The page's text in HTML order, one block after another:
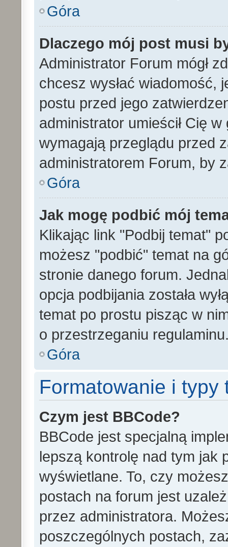
Góra
Dlaczego mój post musi
Administrator Forum mógł
chcesz wysłać wiadomość,
postu przed jego
administrator umieścił Cię
wymagają przeglądu przed
administratorem Forum, by
Góra
Jak mogę podbić mój
Klikając link "Podbij temat"
możesz "podbić" temat na
stronie danego forum.
opcja podbijania została
temat po prostu pisząc w
o przestrzeganiu
Góra
Formatowanie i typy
Czym jest BBCode?
BBCode jest specjalną
lepszą kontrolę nad tym jak
wyświetlane. To, czy
postach na forum jest
przez administratora.
poszczególnych postach,